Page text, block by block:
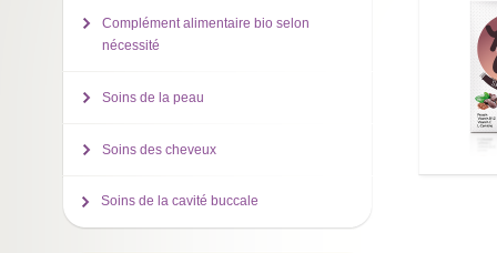
Complément alimentaire bio selon
nécessité
Soins de la peau
Soins des cheveux
Soins de la cavité buccale